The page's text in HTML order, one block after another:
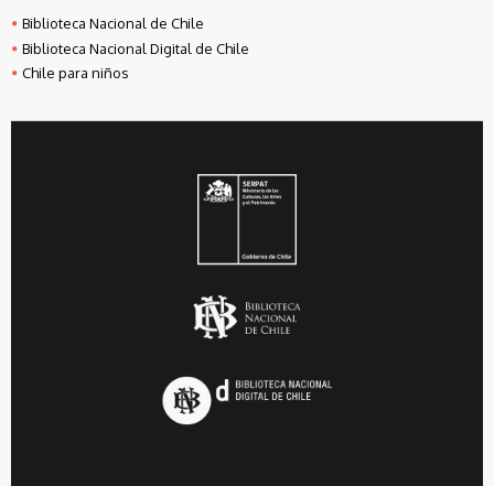
Biblioteca Nacional de Chile
Biblioteca Nacional Digital de Chile
Chile para niños